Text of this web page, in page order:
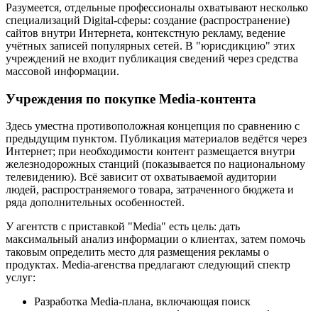
Разумеется, отдельные профессионалы охватывают несколько
специализаций Digital-сферы: создание (распространение)
сайтов внутри Интернета, контекстную рекламу, ведение
учётных записей популярных сетей. В "юрисдикцию" этих
учреждений не входит публикация сведений через средства
массовой информации.
Учреждения по покупке Media-контента
Здесь уместна противоположная концепция по сравнению с
предыдущим пунктом. Публикация материалов ведётся через
Интернет; при необходимости контент размещается внутри
железнодорожных станций (показывается по национальному
телевидению). Всё зависит от охватываемой аудитории
людей, распространяемого товара, затраченного бюджета и
ряда дополнительных особенностей.
У агентств с приставкой "Media" есть цель: дать
максимальный анализ информации о клиентах, затем помочь
таковым определить место для размещения рекламы о
продуктах. Media-агенства предлагают следующий спектр
услуг:
Разработка Media-плана, включающая поиск